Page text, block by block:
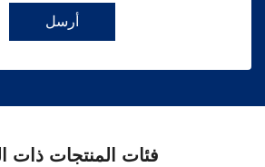
أرسل
فئات المنتجات ذات